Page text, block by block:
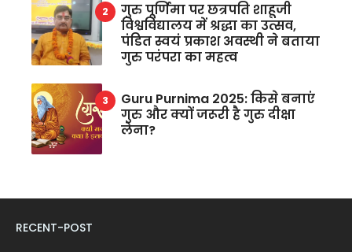
गुरु पूर्णिमा पर छत्रपति शाहूजी
विश्वविद्यालय में श्रद्धा का उत्सव,
पंडित स्वयं प्रकाश अवस्थी ने बताया
गुरु परंपरा का महत्व
Guru Purnima 2025: किसे बनाएं
गुरु और क्यों जरूरी है गुरु दीक्षा
लेना?
RECENT-POST